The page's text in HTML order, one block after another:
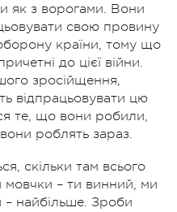
як з ворогами. Вони
свою провину
країни, тому що
до цієї війни.
зросійщення,
відпрацьовувати цю
те, що вони робили,
роблять зараз.
скільки там всього
– ти винний, ми
– найбільше. Зроби